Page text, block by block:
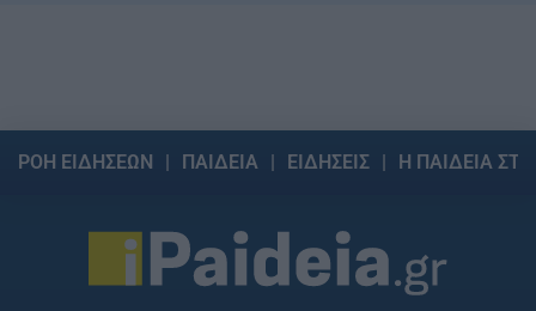
ΡΟΗ ΕΙΔΗΣΕΩΝ ΠΑΙΔΕΙΑ ΕΙΔΗΣΕΙΣ Η ΠΑΙΔΕΙΑ